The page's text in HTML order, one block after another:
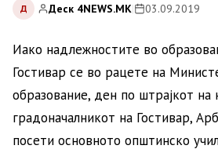
Д Деск 4NEWS.MK| 03.09.2019
Иако надлежностите во
Гостивар се во рацете на
образование, ден по штрајкот на
градоначалникот на Гостивар,
посети основното општинско